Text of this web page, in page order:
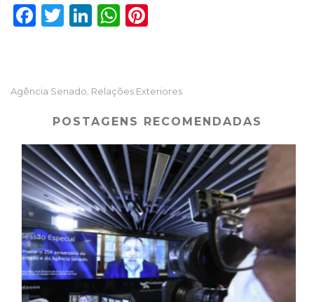
F
e
o
k
T
te
Li
e
n
W
ts
p
p
re
Agência Senado Relações Exteriores
POSTAGENS RECOMENDADAS